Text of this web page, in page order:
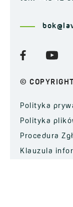
©
Polityka
Polityka
Procedura
Klauzula